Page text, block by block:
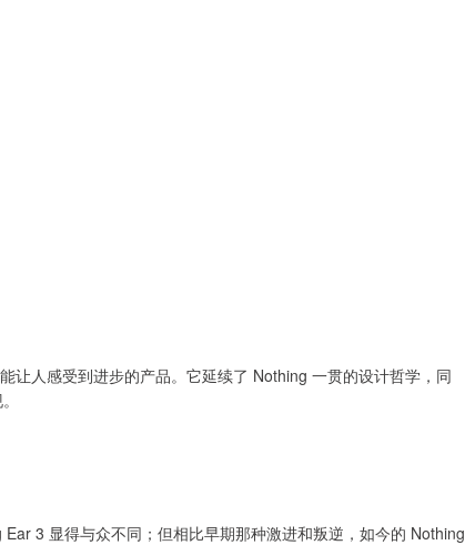
让人感受到进步的产品。它延续了 Nothing 一贯的设计哲学，同
3 显得与众不同；但相比早期那种激进和叛逆，如今的 Nothing